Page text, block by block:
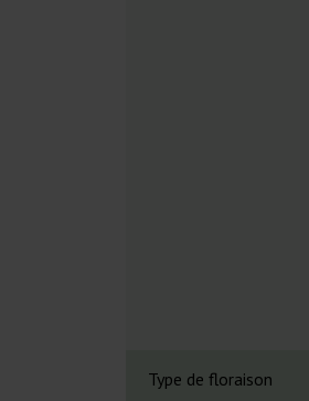
Type de floraison